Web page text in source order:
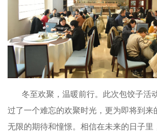
冬至欢聚，温暖前行。此次包饺子活
过了一个难忘的欢聚时光，更为即将到来
无限的期待和憧憬。相信在未来的日子里